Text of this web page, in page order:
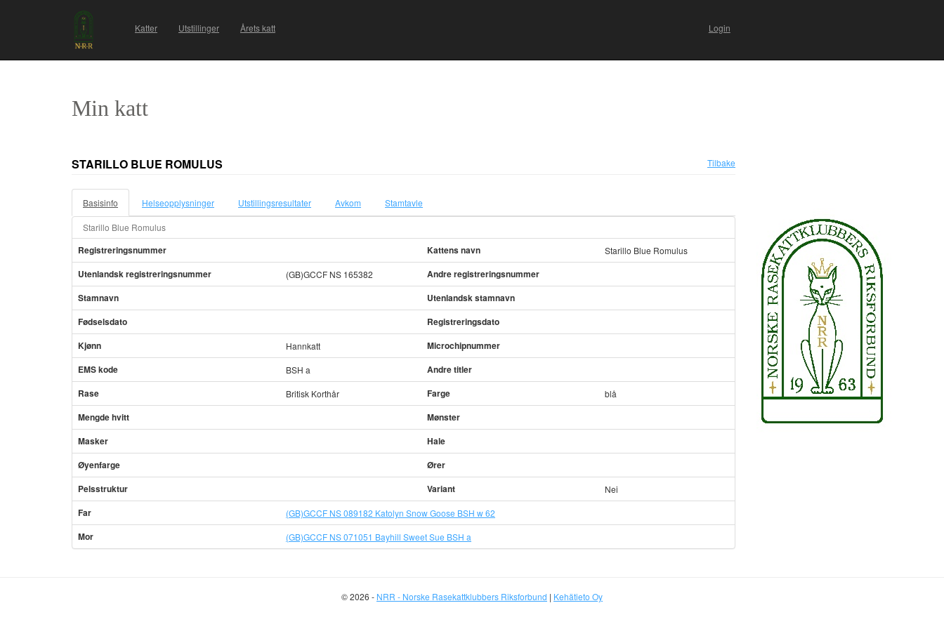
Katter Utstillinger Årets katt Login
Min katt
STARILLO BLUE ROMULUS Tilbake
Basisinfo Helseopplysninger Utstillingsresultater Avkom Stamtavle
Starillo Blue Romulus
Registreringsnummer Kattens navn Starillo Blue Romulus
Utenlandsk registreringsnummer (GB)GCCF NS 165382
Andre registreringsnummer
Stamnavn
Utenlandsk stamnavn
Fødselsdato
Registreringsdato
Kjønn
Hannkatt
Microchipnummer
EMS kode
BSH a
Andre titler
Rase
Britisk Korthår Farge blå
Mengde hvitt
Mønster
Masker
Hale
Øyenfarge
Ører
Pelsstruktur
Variant Nei
Far (GB)GCCF NS 089182 Katolyn Snow Goose BSH w 62
Mor (GB)GCCF NS 071051 Bayhill Sweet Sue BSH a
© 2026 - NRR - Norske Rasekattklubbers Riksforbund | Kehätieto Oy